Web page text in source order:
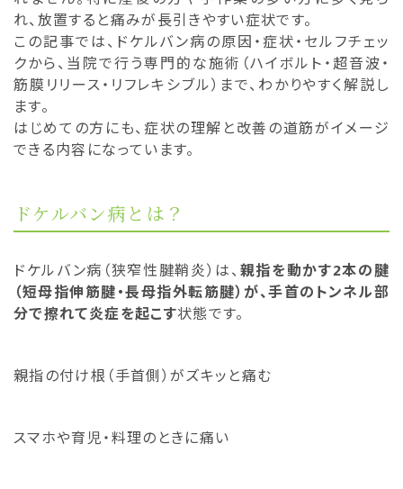
れ、放置すると痛みが長引きやすい症状です。
この記事では、ドケルバン病の原因・症状・セルフチェッ
クから、当院で行う専門的な施術（ハイボルト・超音波・
筋膜リリース・リフレキシブル）まで、わかりやすく解説し
ます。
はじめての方にも、症状の理解と改善の道筋がイメージ
できる内容になっています。
ドケルバン病とは？
ドケルバン病（狭窄性腱鞘炎）は、 親指を動かす2本の腱
（短母指伸筋腱・長母指外転筋腱）が、手首のトンネル部
分で擦れて炎症を起こす状態です。
親指の付け根（手首側）がズキッと痛む
スマホや育児・料理のときに痛い